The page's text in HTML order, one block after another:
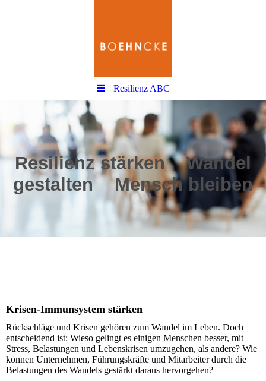
Resilienz ABC
Resilienz stärkenWandel
gestaltenMenschbleiben
Krisen-Immunsystem stärken
Rückschläge und Krisen gehören zum Wandel im Leben. Doch
entscheidend ist: Wieso gelingt es einigen Menschen besser, mit
Stress, Belastungen und Lebenskrisen umzugehen, als andere? Wie
können Unternehmen, Führungskräfte und Mitarbeiter durch die
Belastungen des Wandels gestärkt daraus hervorgehen?